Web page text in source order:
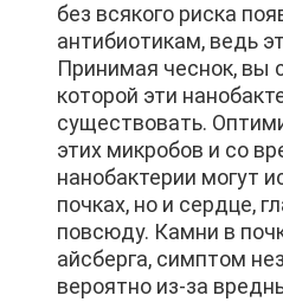
без всякого риска
антибиотикам, ведь
Принимая чеснок, вы
которой эти
существовать.
этих микробов и со
нанобактерии могут
почках, но и сердце,
повсюду. Камни в
айсберга, симптом
вероятно из-за